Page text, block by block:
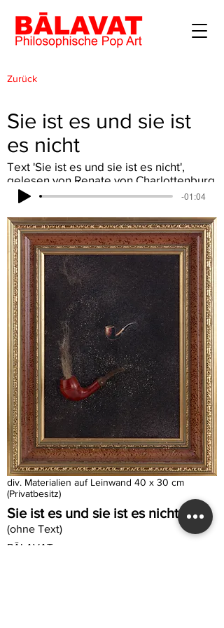
Zurück
Sie ist es und sie ist
es nicht
Text 'Sie ist es und sie ist es nicht',
gelesen von Renate von Charlottenburg
-01:04
Lade...
div. Materialien auf Leinwand 40 x 30 cm
(Privatbesitz)
Sie ist es und sie ist es nicht
(ohne Text)
BĀLAVAT